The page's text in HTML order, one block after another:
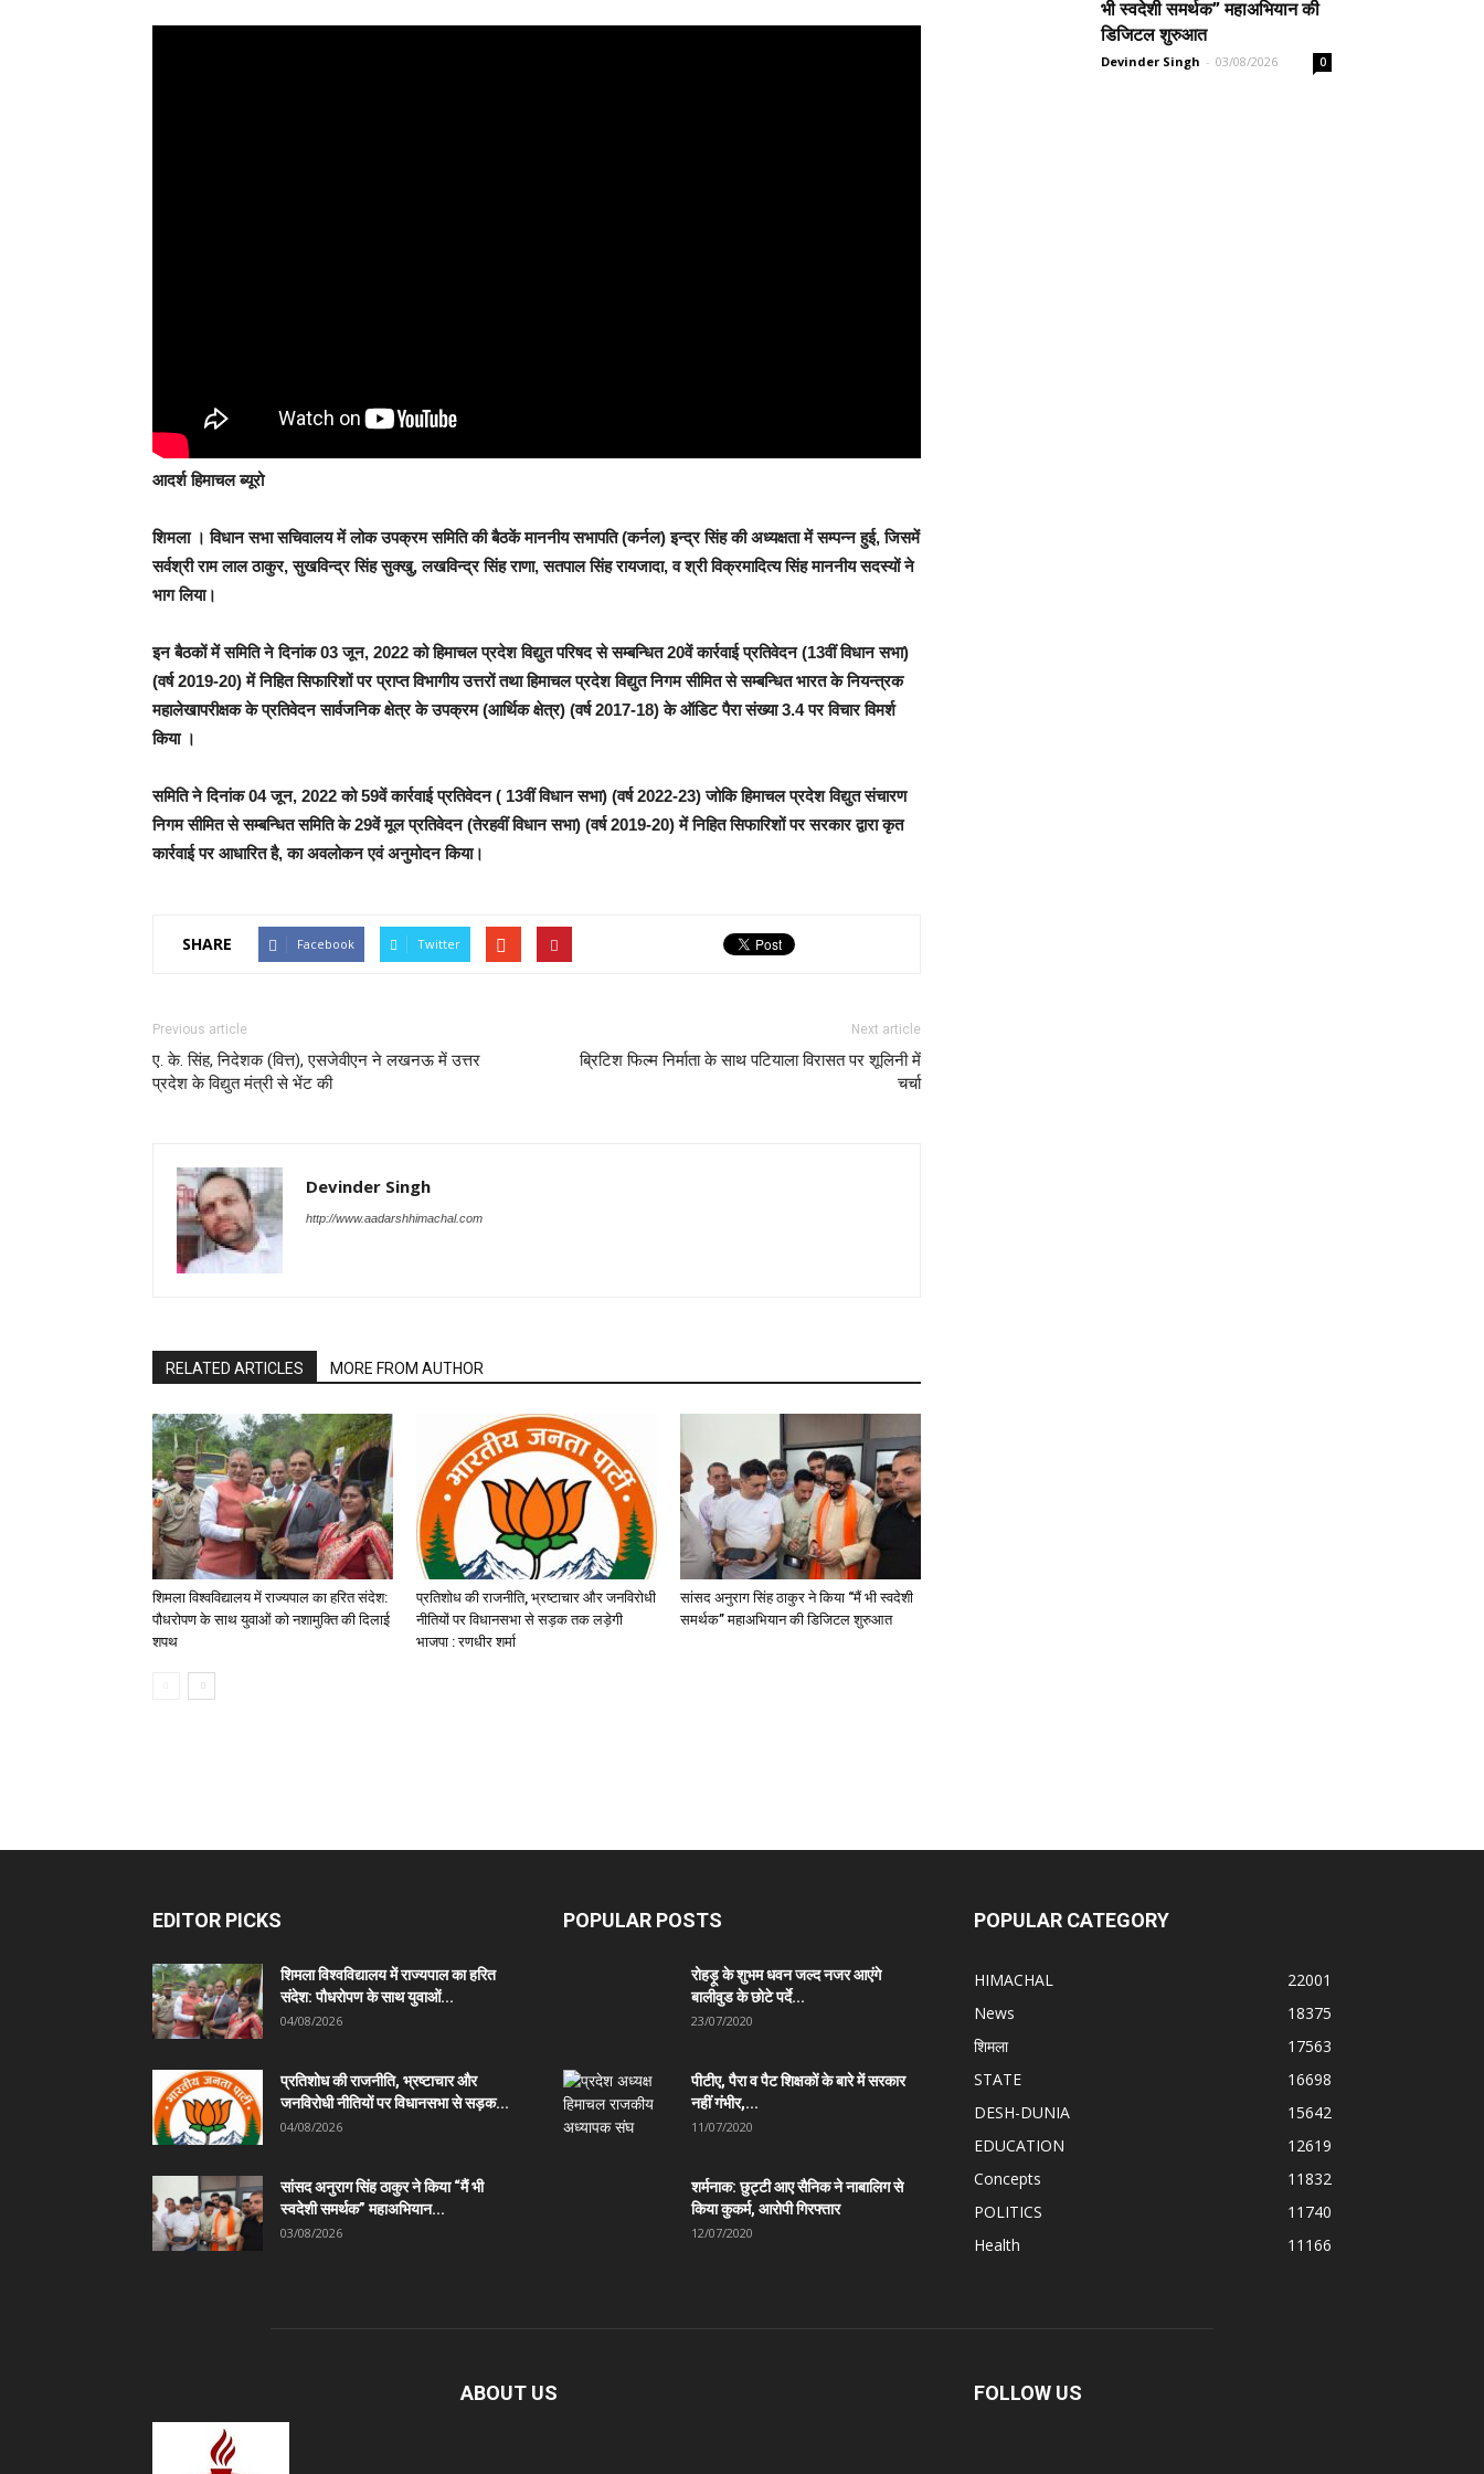
आदर्श हिमाचल ब्यूरो
शिमला । विधान सभा सचिवालय में लोक उपक्रम समिति की बैठकें माननीय सभापति (कर्नल) इन्द्र सिंह की अध्यक्षता में सम्पन्न हुई, जिसमें
सर्वश्री राम लाल ठाकुर, सुखविन्द्र सिंह सुक्खु, लखविन्द्र सिंह राणा, सतपाल सिंह रायजादा, व श्री विक्रमादित्य सिंह माननीय सदस्यों ने
भाग लिया।
इन बैठकों में समिति ने दिनांक 03 जून, 2022 को हिमाचल प्रदेश विद्युत परिषद से सम्बन्धित 20वें कार्रवाई प्रतिवेदन (13वीं विधान सभा)
(वर्ष 2019-20) में निहित सिफारिशों पर प्राप्त विभागीय उत्तरों तथा हिमाचल प्रदेश विद्युत निगम सीमित से सम्बन्धित भारत के नियन्त्रक
महालेखापरीक्षक के प्रतिवेदन सार्वजनिक क्षेत्र के उपक्रम (आर्थिक क्षेत्र) (वर्ष 2017-18) के ऑडिट पैरा संख्या 3.4 पर विचार विमर्श
किया ।
समिति ने दिनांक 04 जून, 2022 को 59वें कार्रवाई प्रतिवेदन ( 13वीं विधान सभा) (वर्ष 2022-23) जोकि हिमाचल प्रदेश विद्युत संचारण
निगम सीमित से सम्बन्धित समिति के 29वें मूल प्रतिवेदन (तेरहवीं विधान सभा) (वर्ष 2019-20) में निहित सिफारिशों पर सरकार द्वारा कृत
कार्रवाई पर आधारित है, का अवलोकन एवं अनुमोदन किया।
SHARE Facebook Twitter
Previous article
ए. के. सिंह, निदेशक (वित्त), एसजेवीएन ने लखनऊ में उत्तर
प्रदेश के विद्युत मंत्री से भेंट की
Next article
ब्रिटिश फिल्म निर्माता के साथ पटियाला विरासत पर शूलिनी में
चर्चा
Devinder Singh
http://www.aadarshhimachal.com
RELATED ARTICLES MORE FROM AUTHOR
शिमला विश्वविद्यालय में राज्यपाल का हरित संदेश:
पौधरोपण के साथ युवाओं को नशामुक्ति की दिलाई
शपथ
प्रतिशोध की राजनीति, भ्रष्टाचार और जनविरोधी
नीतियों पर विधानसभा से सड़क तक लड़ेगी
भाजपा : रणधीर शर्मा
सांसद अनुराग सिंह ठाकुर ने किया “मैं भी स्वदेशी
समर्थक” महाअभियान की डिजिटल शुरुआत
भी स्वदेशी समर्थक” महाअभियान की
डिजिटल शुरुआत
Devinder Singh - 03/08/2026 0
EDITOR PICKS
शिमला विश्वविद्यालय में राज्यपाल का हरित
संदेश: पौधरोपण के साथ युवाओं...
04/08/2026
प्रतिशोध की राजनीति, भ्रष्टाचार और
जनविरोधी नीतियों पर विधानसभा से सड़क...
04/08/2026
सांसद अनुराग सिंह ठाकुर ने किया “मैं भी
स्वदेशी समर्थक” महाअभियान...
03/08/2026
POPULAR POSTS
रोहड़ू के शुभम धवन जल्द नजर आएंगे
बालीवुड के छोटे पर्दे...
23/07/2020
पीटीए, पैरा व पैट शिक्षकों के बारे में सरकार
नहीं गंभीर,...
11/07/2020
शर्मनाक: छुट्टी आए सैनिक ने नाबालिग से
किया कुकर्म, आरोपी गिरफ्तार
12/07/2020
POPULAR CATEGORY
HIMACHAL
22001
News
18375
शिमला
17563
STATE
16698
DESH-DUNIA
15642
EDUCATION
12619
Concepts
11832
POLITICS
11740
Health
11166
ABOUT US FOLLOW US